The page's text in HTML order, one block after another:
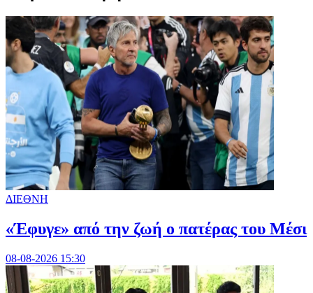
ΔΙΕΘΝΗ
«Έφυγε» από την ζωή ο πατέρας του Μέσι
08-08-2026 15:30